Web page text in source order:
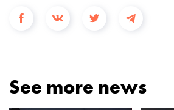
See more news